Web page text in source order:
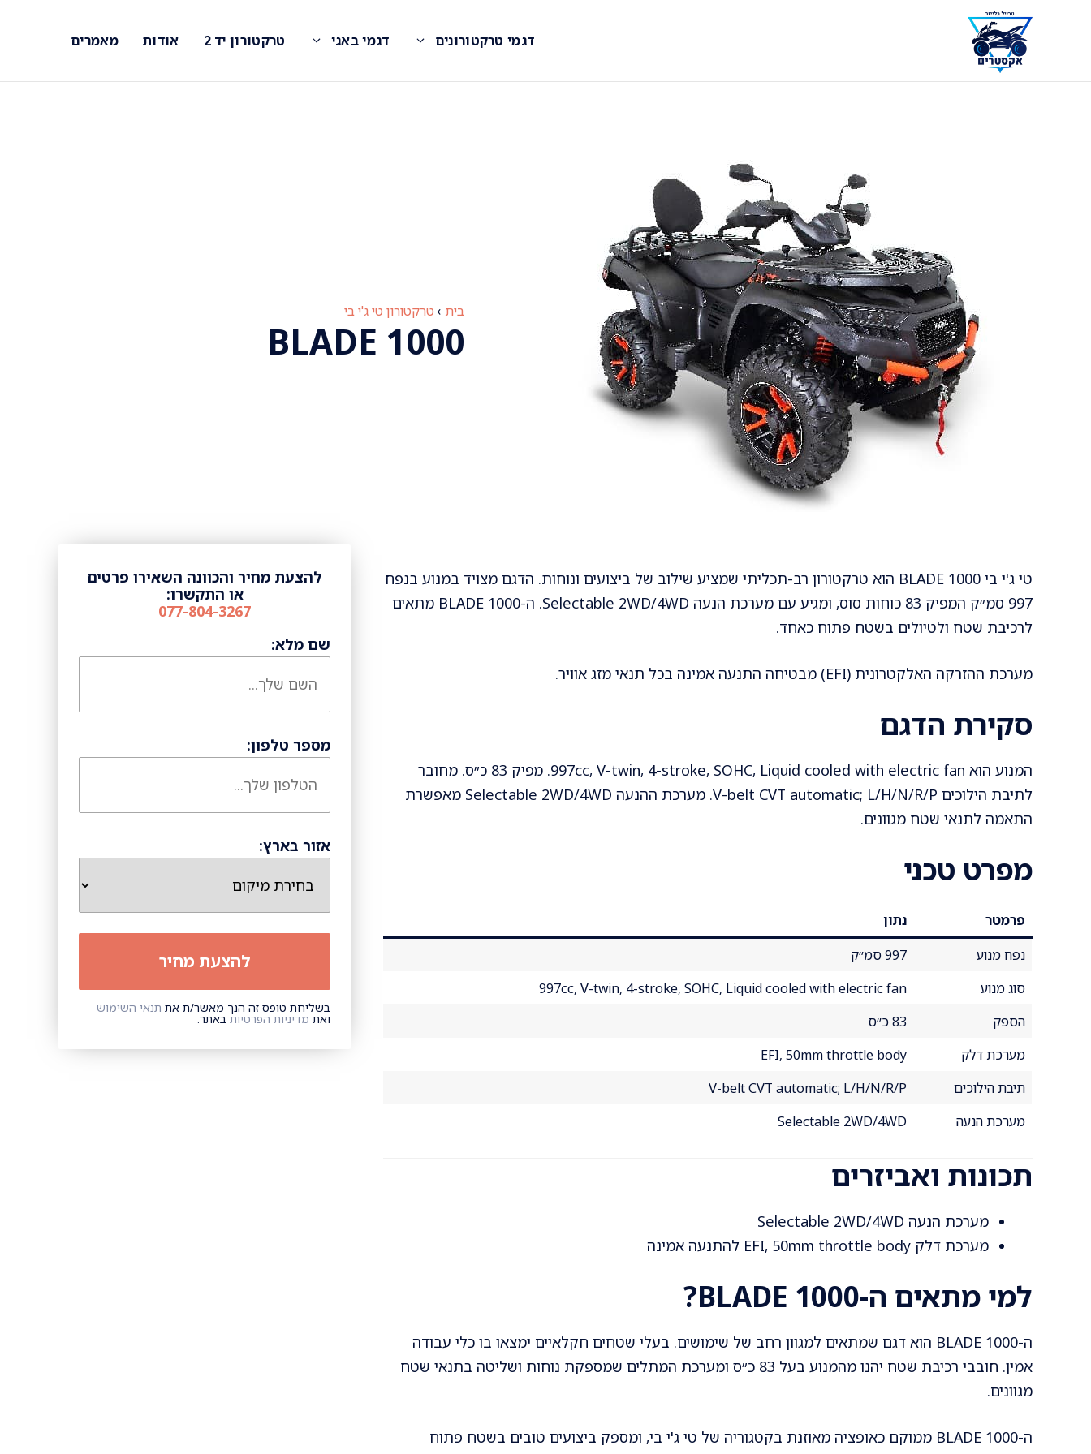
דגמי טרקטורונים דגמי באגי טרקטורון יד 2 אודות מאמרים
בית › טרקטורון טי ג'י בי
BLADE 1000
טי ג'י בי BLADE 1000 הוא טרקטורון רב-תכליתי שמציע שילוב של ביצועים ונוחות. הדגם מצויד במנוע בנפח
997 סמ״ק המפיק 83 כוחות סוס, ומגיע עם מערכת הנעה Selectable 2WD/4WD. ה-BLADE 1000 מתאים
לרכיבת שטח ולטיולים בשטח פתוח כאחד.
מערכת ההזרקה האלקטרונית (EFI) מבטיחה התנעה אמינה בכל תנאי מזג אוויר.
סקירת הדגם
המנוע הוא 997cc, V-twin, 4-stroke, SOHC, Liquid cooled with electric fan. מפיק 83 כ״ס. מחובר
לתיבת הילוכים V-belt CVT automatic; L/H/N/R/P. מערכת ההנעה Selectable 2WD/4WD מאפשרת
התאמה לתנאי שטח מגוונים.
מפרט טכני
פרמטר
נתון
נפח מנוע
997 סמ״ק
סוג מנוע
997cc, V-twin, 4-stroke, SOHC, Liquid cooled with electric fan
הספק
83 כ״ס
מערכת דלק
EFI, 50mm throttle body
תיבת הילוכים
V-belt CVT automatic; L/H/N/R/P
מערכת הנעה
Selectable 2WD/4WD
תכונות ואביזרים
מערכת הנעה Selectable 2WD/4WD
מערכת דלק EFI, 50mm throttle body להתנעה אמינה
למי מתאים ה-BLADE 1000?
ה-BLADE 1000 הוא דגם שמתאים למגוון רחב של שימושים. בעלי שטחים חקלאיים ימצאו בו כלי עבודה
אמין. חובבי רכיבת שטח יהנו מהמנוע בעל 83 כ״ס ומערכת המתלים שמספקת נוחות ושליטה בתנאי שטח
מגוונים.
ה-BLADE 1000 ממוקם כאופציה מאוזנת בקטגוריה של טי ג'י בי, ומספק ביצועים טובים בשטח פתוח
להצעת מחיר והכוונה השאירו פרטים
או התקשרו:
077-804-3267
שם מלא:
מספר טלפון:
אזור בארץ:
בשליחת טופס זה הנך מאשר/ת את תנאי השימוש
ואת מדיניות הפרטיות באתר.